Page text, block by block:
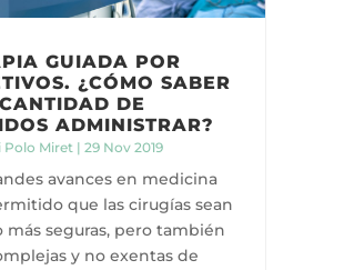
GUIADA POR
¿CÓMO SABER
DE
ADMINISTRAR?
Polo Miret| 29 Nov 2019
avances en medicina
que las cirugías sean
más seguras, pero también
y no exentas de